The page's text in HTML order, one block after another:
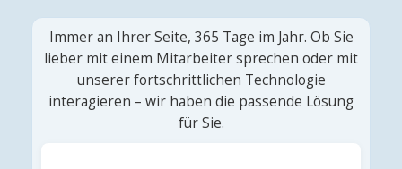
Immer an Ihrer Seite, 365 Tage im Jahr. Ob Sie
lieber mit einem Mitarbeiter sprechen oder mit
unserer fortschrittlichen Technologie
interagieren – wir haben die passende Lösung
für Sie.